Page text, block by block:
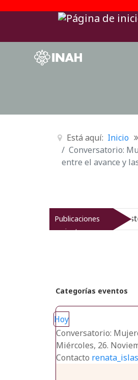
Está aquí: Inicio
Conversatorio:
entre el avance y
Publicaciones
recientes
muestra la historia del
Categorías eventos
Hoy
Conversatorio:
Miércoles, 26.
Contacto